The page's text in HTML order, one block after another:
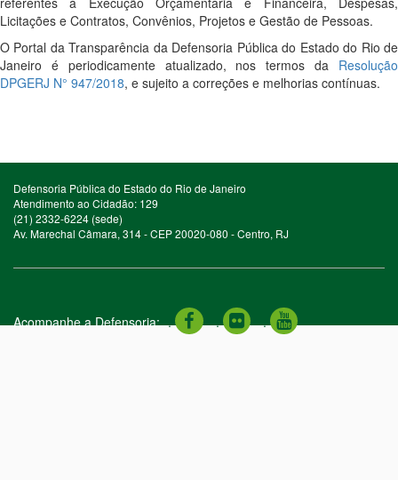
Licitações e Contratos, Convênios, Projetos e Gestão de Pessoas.
O Portal da Transparência da Defensoria Pública do Estado do Rio de
Janeiro é periodicamente atualizado, nos termos da Resolução
DPGERJ N° 947/2018, e sujeito a correções e melhorias contínuas.
Defensoria Pública do Estado do Rio de Janeiro
Atendimento ao Cidadão: 129
(21) 2332-6224 (sede)
Av. Marechal Câmara, 314 - CEP 20020-080 - Centro, RJ
Acompanhe a Defensoria: . . .